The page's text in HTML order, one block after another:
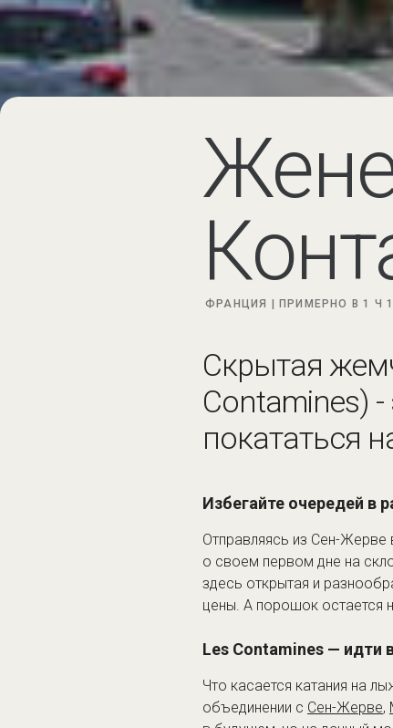
ФРАНЦИЯ | ПРИМЕРНО В 1 Ч
Скрытая
Contamines)
покататься
Избегайте очередей в
Отправляясь из Сен-
о своем первом дне на
здесь открытая и
цены. А порошок остается
Les Contamines — идти
Что касается катания на
объединении с Сен-Жерве,